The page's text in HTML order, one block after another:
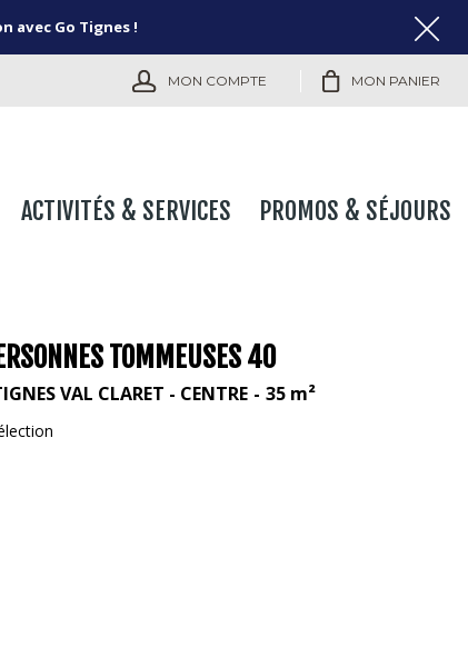
avec Go Tignes !
MON COMPTE MON PANIER
ACTIVITÉS & SERVICES PROMOS & SÉJOURS
TOMMEUSES 40
VAL CLARET - CENTRE 35 m²